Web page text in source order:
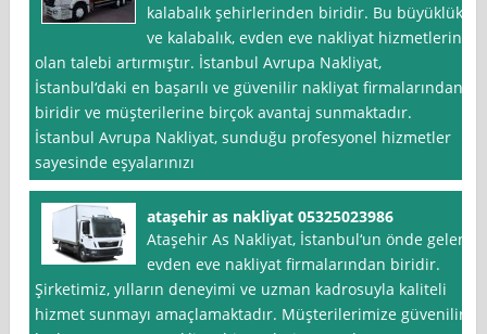
kalabalık şehirlerinden biridir. Bu büyüklük
ve kalabalık, evden eve nakliyat hizmetlerine
olan talebi artırmıştır. İstanbul Avrupa Nakliyat,
İstanbul‘daki en başarılı ve güvenilir nakliyat firmalarından
biridir ve müşterilerine birçok avantaj sunmaktadır.
İstanbul Avrupa Nakliyat, sunduğu profesyonel hizmetler
sayesinde eşyalarınızı
ataşehir as nakliyat 05325023986
Ataşehir As Nakliyat, İstanbul‘un önde gelen
evden eve nakliyat firmalarından biridir.
Şirketimiz, yılların deneyimi ve uzman kadrosuyla kaliteli
hizmet sunmayı amaçlamaktadır. Müşterilerimize güvenilir,